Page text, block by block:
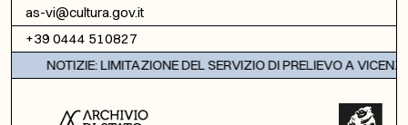
Vai al contenuto
as-vi@cultura.gov.it
+39 0444 510827
NOTIZIE: LIMITAZIONE DEL SERVIZIO DI PRELIEVO A VICENZA